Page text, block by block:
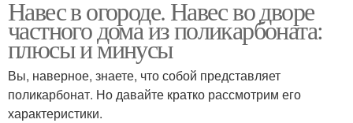
Навес в огороде. Навес во дворе
частного дома из поликарбоната:
плюсы и минусы
Вы, наверное, знаете, что собой представляет
поликарбонат. Но давайте кратко рассмотрим его
характеристики.